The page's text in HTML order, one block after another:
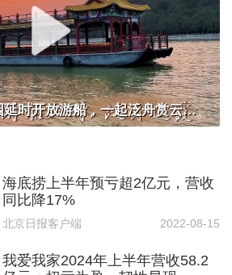
北京多家市属公园延时开放游船，一起泛舟赏云霞！
海底捞上半年预亏超2亿元，营收
同比降17%
北京日报客户端 2022-08-15
我爱我家2024年上半年营收58.2